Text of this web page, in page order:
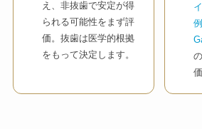
え、非抜歯で安定が得
られる可能性をまず評
価。抜歯は医学的根拠
をもって決定します。